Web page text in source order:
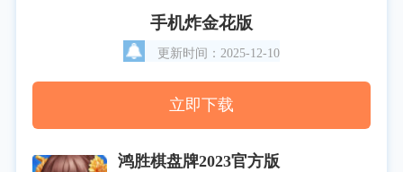
手机炸金花版
更新时间：2025-12-10
立即下载
鸿胜棋盘牌2023官方版